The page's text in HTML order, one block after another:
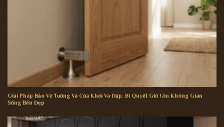
Giải Pháp Bảo Vệ Tường Và Cửa Khỏi Va Đập: Bí Quyết Giữ Gìn Không Gian
Sống Bền Đẹp